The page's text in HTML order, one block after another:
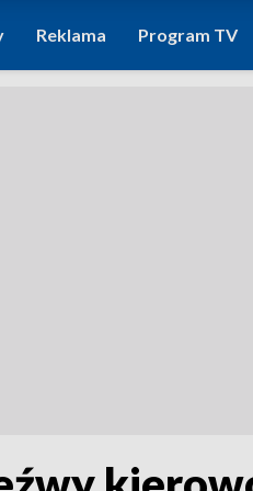
Reklama Program TV